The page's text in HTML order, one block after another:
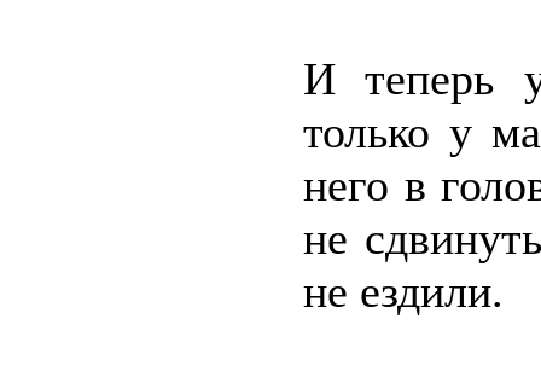
И теперь
только у
него в
не
не ездили.